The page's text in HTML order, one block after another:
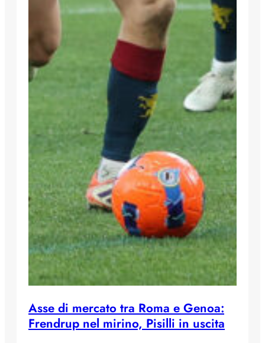
Asse di mercato tra Roma e Genoa:
Frendrup nel mirino, Pisilli in uscita